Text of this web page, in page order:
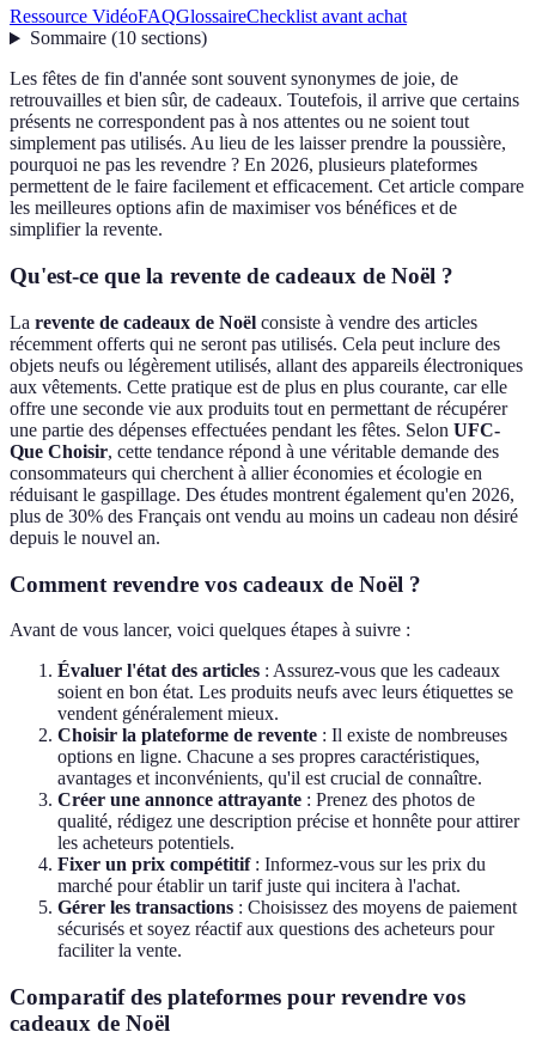
Ressource VidéoFAQGlossaireChecklist avant achat
Sommaire(10 sections)
Les fêtes de fin d'année sont souvent synonymes de joie, de
retrouvailles et bien sûr, de cadeaux. Toutefois, il arrive que certains
présents ne correspondent pas à nos attentes ou ne soient tout
simplement pas utilisés. Au lieu de les laisser prendre la poussière,
pourquoi ne pas les revendre ? En 2026, plusieurs plateformes
permettent de le faire facilement et efficacement. Cet article compare
les meilleures options afin de maximiser vos bénéfices et de
simplifier la revente.
Qu'est-ce que la revente de cadeaux de Noël ?
La revente de cadeaux de Noël consiste à vendre des articles
récemment offerts qui ne seront pas utilisés. Cela peut inclure des
objets neufs ou légèrement utilisés, allant des appareils électroniques
aux vêtements. Cette pratique est de plus en plus courante, car elle
offre une seconde vie aux produits tout en permettant de récupérer
une partie des dépenses effectuées pendant les fêtes. Selon UFC-
Que Choisir, cette tendance répond à une véritable demande des
consommateurs qui cherchent à allier économies et écologie en
réduisant le gaspillage. Des études montrent également qu'en 2026,
plus de 30% des Français ont vendu au moins un cadeau non désiré
depuis le nouvel an.
Comment revendre vos cadeaux de Noël ?
Avant de vous lancer, voici quelques étapes à suivre :
Évaluer l'état des articles : Assurez-vous que les cadeaux
soient en bon état. Les produits neufs avec leurs étiquettes se
vendent généralement mieux.
Choisir la plateforme de revente : Il existe de nombreuses
options en ligne. Chacune a ses propres caractéristiques,
avantages et inconvénients, qu'il est crucial de connaître.
Créer une annonce attrayante : Prenez des photos de
qualité, rédigez une description précise et honnête pour attirer
les acheteurs potentiels.
Fixer un prix compétitif: Informez-vous sur les prix du
marché pour établir un tarif juste qui incitera à l'achat.
Gérer les transactions : Choisissez des moyens de paiement
sécurisés et soyez réactif aux questions des acheteurs pour
faciliter la vente.
Comparatif des plateformes pour revendre vos
cadeaux de Noël